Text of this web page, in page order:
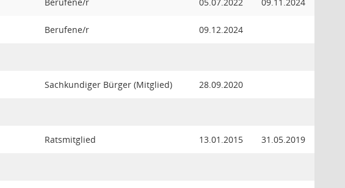
Berufene/r 09.12.2024
Sachkundiger Bürger (Mitglied) 28.09.2020
Ratsmitglied 13.01.2015 31.05.2019